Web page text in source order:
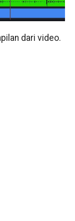
dari video.